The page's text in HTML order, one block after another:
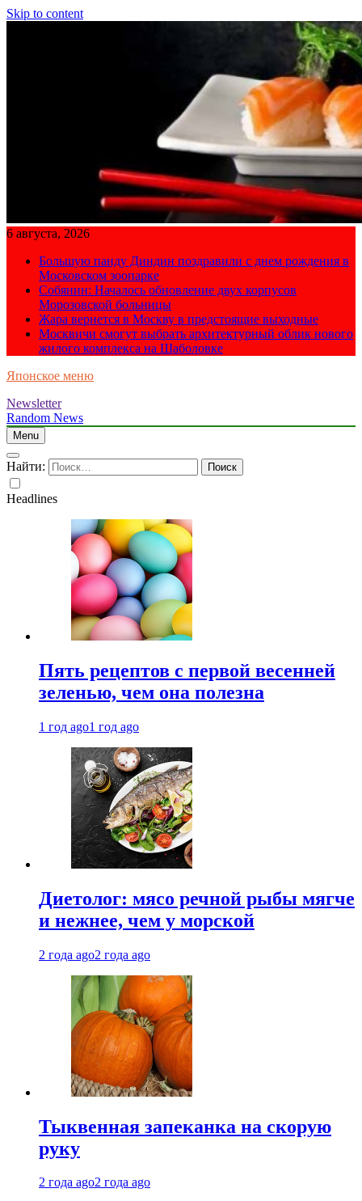
Skip to content
6 августа, 2026
Большую панду Диндин поздравили с днем рождения в
Московском зоопарке
Собянин: Началось обновление двух корпусов
Морозовской больницы
Жара вернется в Москву в предстоящие выходные
Москвичи смогут выбрать архитектурный облик нового
жилого комплекса на Шаболовке
Японское меню
Newsletter
Random News
Menu
Найти:
Headlines
Пять рецептов с первой весенней
зеленью, чем она полезна
1 год ago1 год ago
Диетолог: мясо речной рыбы мягче
и нежнее, чем у морской
2 года ago2 года ago
Тыквенная запеканка на скорую
руку
2 года ago2 года ago